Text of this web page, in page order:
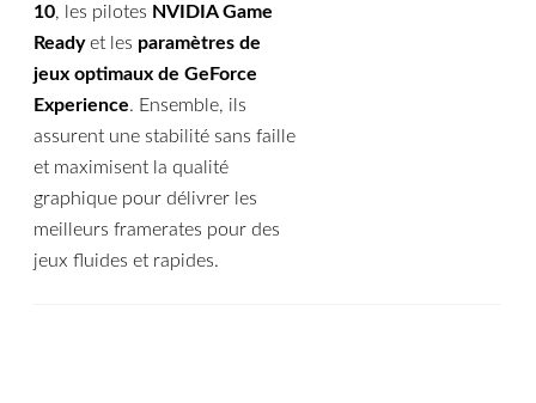
10, les pilotes NVIDIA Game
Readyet les paramètres de
jeux optimaux de GeForce
Experience. Ensemble, ils
assurent une stabilité sans faille
et maximisent la qualité
graphique pour délivrer les
meilleurs framerates pour des
jeux fluides et rapides.